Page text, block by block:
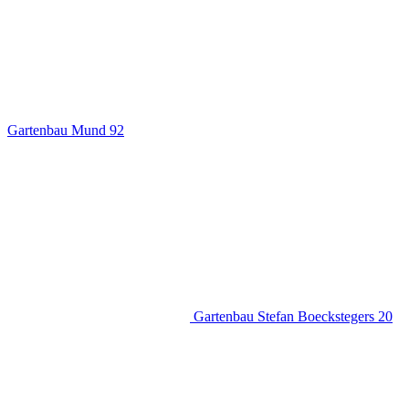
Gartenbau Mund 92
Gartenbau Stefan Boeckstegers 20